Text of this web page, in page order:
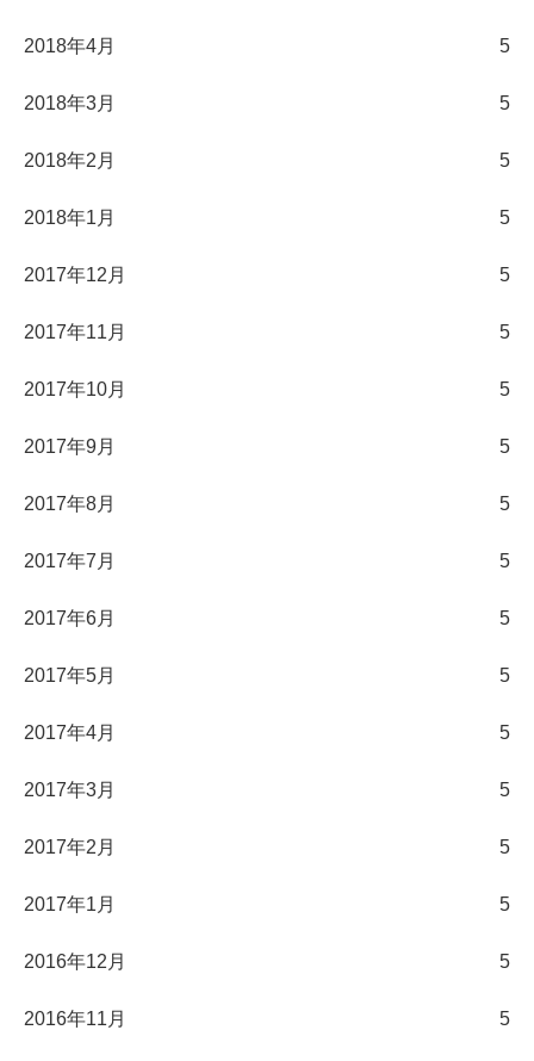
2018年4月 5
2018年3月 5
2018年2月 5
2018年1月 5
2017年12月 5
2017年11月 5
2017年10月 5
2017年9月 5
2017年8月 5
2017年7月 5
2017年6月 5
2017年5月 5
2017年4月 5
2017年3月 5
2017年2月 5
2017年1月 5
2016年12月 5
2016年11月 5